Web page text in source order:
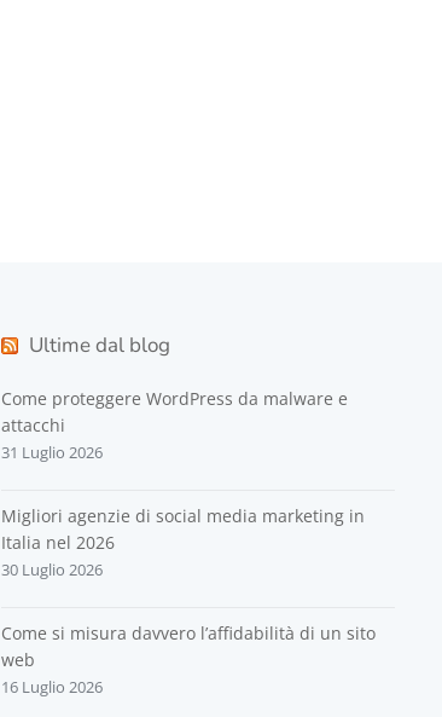
Ultime dal blog
Come proteggere WordPress da malware e
attacchi
31 Luglio 2026
Migliori agenzie di social media marketing in
Italia nel 2026
30 Luglio 2026
Come si misura davvero l’affidabilità di un sito
web
16 Luglio 2026